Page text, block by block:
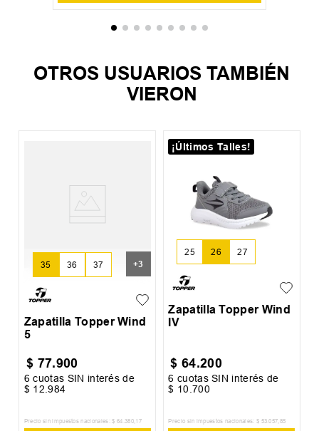
OTROS USUARIOS TAMBIÉN
VIERON
35 36 37 +3
Zapatilla Topper Wind
5
$ 77.900
6 cuotas SIN interés de
$ 12 .984
Precio sin impuestos nacionales: $ 64 380, 17
¡Últimos Talles!
25 26 27
Zapatilla Topper Wind
IV
$ 64.200
6 cuotas SIN interés de
$ 10 700
Precio sin impuestos nacionales: $ 53 .057 85